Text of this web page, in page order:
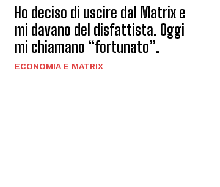
Ho deciso di uscire dal Matrix e
mi davano del disfattista. Oggi
mi chiamano “fortunato”.
ECONOMIA E MATRIX